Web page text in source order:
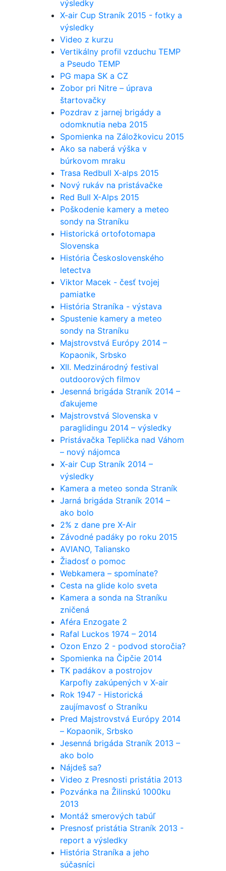
výsledky
X-air Cup Straník 2015 - fotky a
výsledky
Video z kurzu
Vertikálny profil vzduchu TEMP
a Pseudo TEMP
PG mapa SK a CZ
Zobor pri Nitre – úprava
štartovačky
Pozdrav z jarnej brigády a
odomknutia neba 2015
Spomienka na Záložkovicu 2015
Ako sa naberá výška v
búrkovom mraku
Trasa Redbull X-alps 2015
Nový rukáv na pristávačke
Red Bull X-Alps 2015
Poškodenie kamery a meteo
sondy na Straníku
Historická ortofotomapa
Slovenska
História Československého
letectva
Viktor Macek - česť tvojej
pamiatke
História Straníka - výstava
Spustenie kamery a meteo
sondy na Straníku
Majstrovstvá Európy 2014 –
Kopaonik, Srbsko
XII. Medzinárodný festival
outdoorových filmov
Jesenná brigáda Straník 2014 –
ďakujeme
Majstrovstvá Slovenska v
paraglidingu 2014 – výsledky
Pristávačka Teplička nad Váhom
– nový nájomca
X-air Cup Straník 2014 –
výsledky
Kamera a meteo sonda Straník
Jarná brigáda Straník 2014 –
ako bolo
2% z dane pre X-Air
Závodné padáky po roku 2015
AVIANO, Taliansko
Žiadosť o pomoc
Webkamera – spomínate?
Cesta na glide kolo sveta
Kamera a sonda na Straníku
zničená
Aféra Enzogate 2
Rafal Luckos 1974 – 2014
Ozon Enzo 2 - podvod storočia?
Spomienka na Čipčie 2014
TK padákov a postrojov
Karpofly zakúpených v X-air
Rok 1947 - Historická
zaujímavosť o Straníku
Pred Majstrovstvá Európy 2014
– Kopaonik, Srbsko
Jesenná brigáda Straník 2013 –
ako bolo
Nájdeš sa?
Video z Presnosti pristátia 2013
Pozvánka na Žilinskú 1000ku
2013
Montáž smerových tabúľ
Presnosť pristátia Straník 2013 -
report a výsledky
História Straníka a jeho
súčasníci